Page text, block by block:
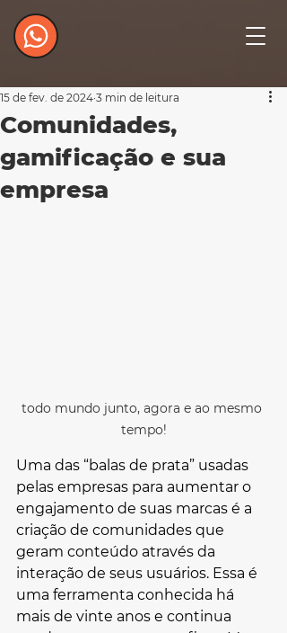
Comunidades,
gamificação e sua
empresa
15 de fev. de 2024 3 min de leitura
todo mundo junto, agora e ao mesmo
tempo!
Uma das “balas de prata” usadas
pelas empresas para aumentar o
engajamento de suas marcas é a
criação de comunidades que
geram conteúdo através da
interação de seus usuários. Essa é
uma ferramenta conhecida há
mais de vinte anos e continua